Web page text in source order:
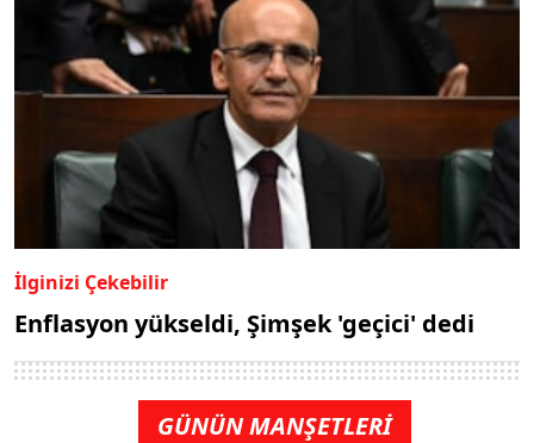
İlginizi Çekebilir
Enflasyon yükseldi, Şimşek 'geçici' dedi
GÜNÜN MANŞETLERİ